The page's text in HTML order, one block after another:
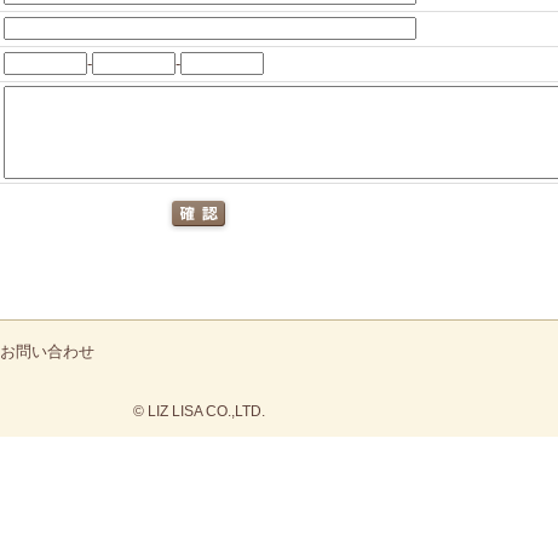
- -
お問い合わせ
© LIZ LISA CO.,LTD.